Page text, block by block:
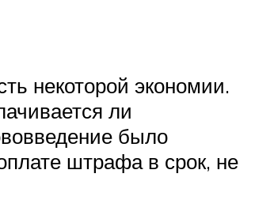
некоторой экономии.
ли
было
штрафа в срок, не